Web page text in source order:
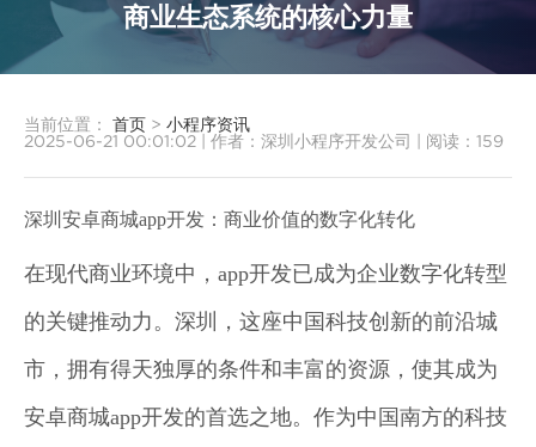
商业生态系统的核心力量
当前位置： 首页 > 小程序资讯
2025-06-21 00:01:02
作者：深圳小程序开发公司 阅读： 159
深圳安卓商城app开发：商业价值的数字化转化
在现代商业环境中，app开发已成为企业数字化转型
的关键推动力。深圳，这座中国科技创新的前沿城
市，拥有得天独厚的条件和丰富的资源，使其成为
安卓商城app开发的首选之地。作为中国南方的科技